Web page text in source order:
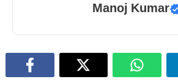
Manoj Kumar